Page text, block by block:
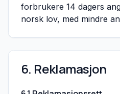
forbrukere 14 dagers
norsk lov, med mindre
6. Reklamasjon